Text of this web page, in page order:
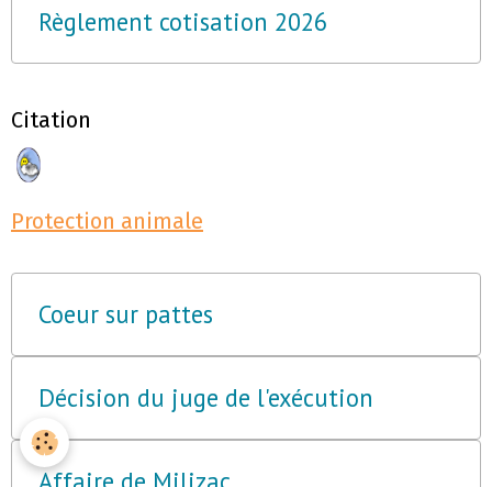
Règlement cotisation 2026
Citation
Protection animale
Coeur sur pattes
Décision du juge de l'exécution